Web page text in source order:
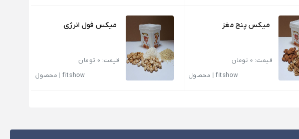
میکس پنج مغز
قیمت: 0 تومان
fitshow
محصول
میکس فول انرژی
قیمت: 0 تومان
fitshow
محصول